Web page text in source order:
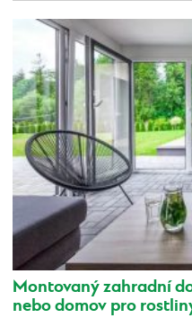
Montovaný zahradní
nebo domov pro